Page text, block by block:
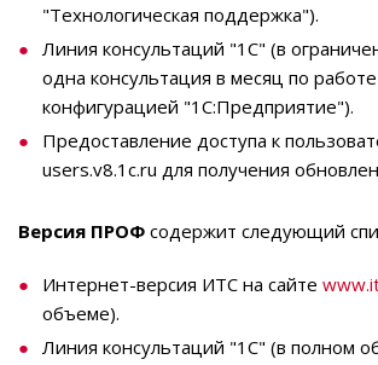
"Технологическая поддержка").
Линия консультаций "1С" (в
одна консультация в месяц по
конфигурацией "1С:Предприятие").
Предоставление доступа к
users.v8.1c.ru для получения
Версия ПРОФ содержит следующий
Интернет-версия ИТС на сайте
объеме).
Линия консультаций "1С" (в полном